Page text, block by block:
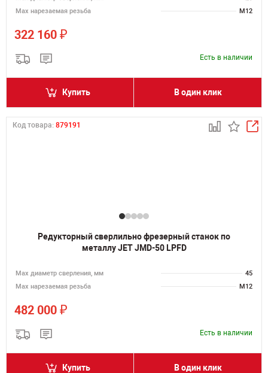
Мах нарезаемая резьба
M12
322 160 ₽
Есть в наличии
Купить В один клик
Код товара: 879191
Редукторный сверлильно фрезерный станок по
металлу JET JMD-50 LPFD
Мах диаметр сверления, мм
45
Мах нарезаемая резьба
M12
482 000 ₽
Есть в наличии
Купить В один клик